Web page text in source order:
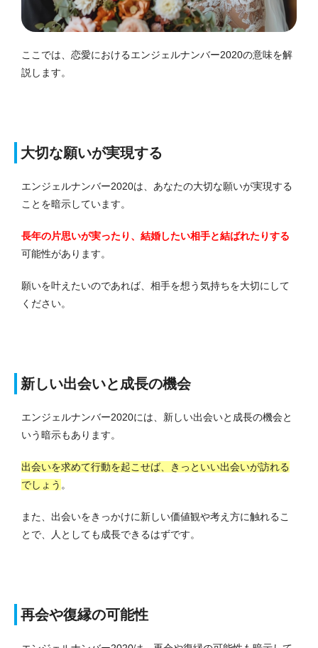
ここでは、恋愛におけるエンジェルナンバー2020の意味を解
説します。
大切な願いが実現する
エンジェルナンバー2020は、あなたの大切な願いが実現する
ことを暗示しています。
長年の片思いが実ったり、結婚したい相手と結ばれたりする
可能性があります。
願いを叶えたいのであれば、相手を想う気持ちを大切にして
ください。
新しい出会いと成長の機会
エンジェルナンバー2020には、新しい出会いと成長の機会と
いう暗示もあります。
出会いを求めて行動を起こせば、きっといい出会いが訪れる
でしょう 。
また、出会いをきっかけに新しい価値観や考え方に触れるこ
とで、人としても成長できるはずです。
再会や復縁の可能性